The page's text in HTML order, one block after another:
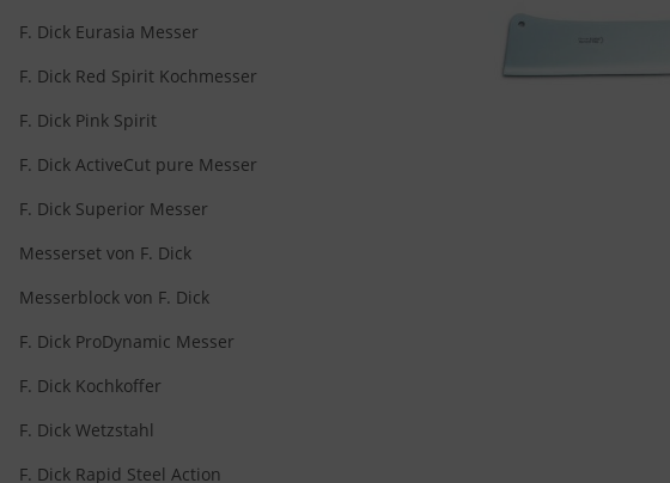
F. Dick Eurasia Messer
F. Dick Red Spirit Kochmesser
F. Dick Pink Spirit
F. Dick ActiveCut pure Messer
F. Dick Superior Messer
Messerset von F. Dick
Messerblock von F. Dick
F. Dick ProDynamic Messer
F. Dick Kochkoffer
F. Dick Wetzstahl
F. Dick Rapid Steel Action